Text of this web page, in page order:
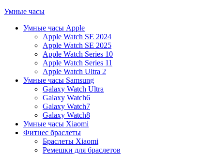
Умные часы
Умные часы Apple
Apple Watch SE 2024
Apple Watch SE 2025
Apple Watch Series 10
Apple Watch Series 11
Apple Watch Ultra 2
Умные часы Samsung
Galaxy Watch Ultra
Galaxy Watch6
Galaxy Watch7
Galaxy Watch8
Умные часы Xiaomi
Фитнес браслеты
Браслеты Xiaomi
Ремешки для браслетов